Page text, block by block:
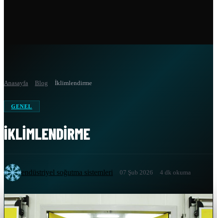
Anasayfa Blog İklimlendirme
GENEL
İKLIMLENDIRME
endüstriyel soğutma sistemleri 07 Şub 2026 4 dk okuma